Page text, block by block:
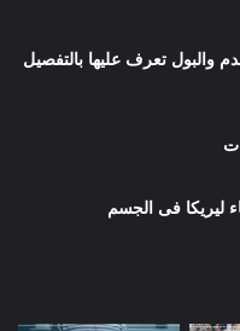
والبول تعرف عليها بالتفصيل
ليريكا فى الجسم